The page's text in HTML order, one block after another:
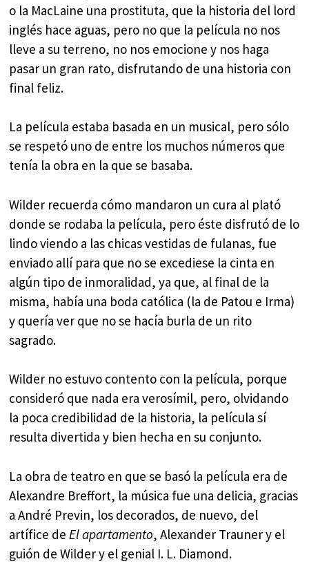
o la MacLaine una prostituta, que la historia del lord
inglés hace aguas, pero no que la película no nos
lleve a su terreno, no nos emocione y nos haga
pasar un gran rato, disfrutando de una historia con
final feliz.
La película estaba basada en un musical, pero sólo
se respetó uno de entre los muchos números que
tenía la obra en la que se basaba.
Wilder recuerda cómo mandaron un cura al plató
donde se rodaba la película, pero éste disfrutó de lo
lindo viendo a las chicas vestidas de fulanas, fue
enviado allí para que no se excediese la cinta en
algún tipo de inmoralidad, ya que, al final de la
misma, había una boda católica (la de Patou e Irma)
y quería ver que no se hacía burla de un rito
sagrado.
Wilder no estuvo contento con la película, porque
consideró que nada era verosímil, pero, olvidando
la poca credibilidad de la historia, la película sí
resulta divertida y bien hecha en su conjunto.
La obra de teatro en que se basó la película era de
Alexandre Breffort, la música fue una delicia, gracias
a André Previn, los decorados, de nuevo, del
artífice de El apartamento, Alexander Trauner y el
guión de Wilder y el genial I. L. Diamond.